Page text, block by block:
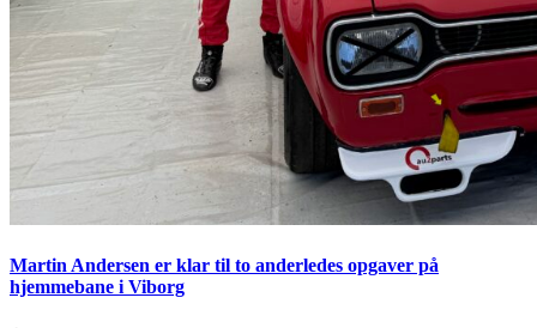
Martin Andersen er klar til to anderledes opgaver på
hjemmebane i Viborg